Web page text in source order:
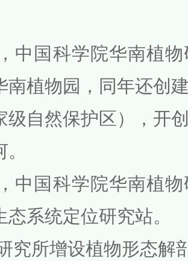
中国科学院华南植
南植物园，同年还创
级自然保护区），开
中国科学院华南植
态系统定位研究站。
究所增设植物形态解